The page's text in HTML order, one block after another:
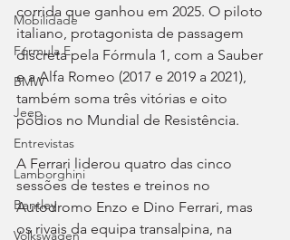
Mobilidade
Fórmula E
BMW
Jeep
Entrevistas
Lamborghini
Bentley
Volkswagen
corrida que ganhou em 2025. O piloto
italiano, protagonista de passagem
discreta pela Fórmula 1, com a Sauber
e a Alfa Romeo (2017 e 2019 a 2021),
também soma três vitórias e oito
pódios no Mundial de Resistência.
A Ferrari liderou quatro das cinco
sessões de testes e treinos no
Autodromo Enzo e Dino Ferrari, mas
os rivais da equipa transalpina, na